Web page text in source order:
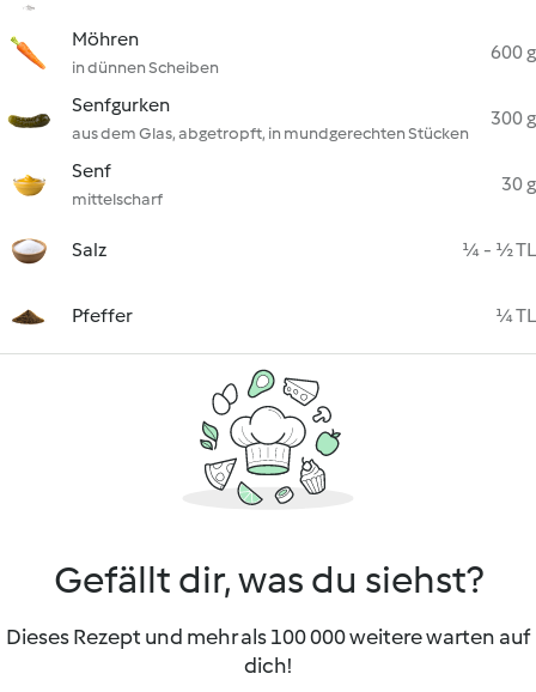
Möhren
in dünnen Scheiben
600 g
Senfgurken
aus dem Glas, abgetropft, in mundgerechten Stücken
300 g
Senf
mittelscharf
30 g
Salz ¼ - ½ TL
Pfeffer ¼ TL
Gefällt dir, was du siehst?
Dieses Rezept und mehr als 100 000 weitere warten auf
dich!